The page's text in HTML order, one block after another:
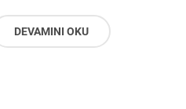
DEVAMINI OKU